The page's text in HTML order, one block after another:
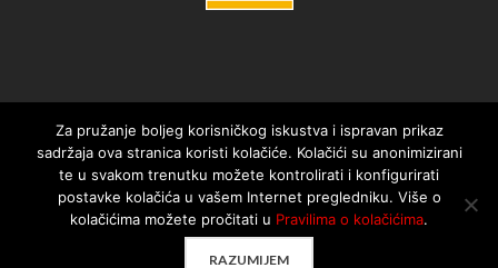
© 2021. MotorMania | Sva prava pridržana | Pravila korištenja
Za pružanje boljeg korisničkog iskustva i ispravan prikaz
sadržaja ova stranica koristi kolačiće. Kolačići su anonimizirani
te u svakom trenutku možete kontrolirati i konfigurirati
postavke kolačića u vašem Internet pregledniku. Više o
kolačićima možete pročitati u Pravilima o kolačićima.
RAZUMIJEM